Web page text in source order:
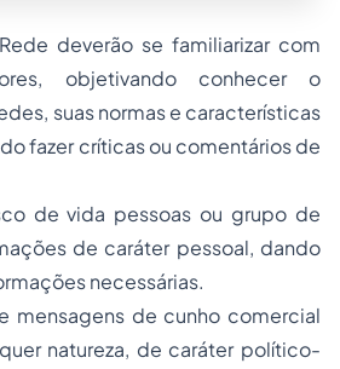
deverão se familiarizar com
objetivando conhecer o
suas normas e características
fazer críticas ou comentários de
de vida pessoas ou grupo de
de caráter pessoal, dando
necessárias.
mensagens de cunho comercial
natureza, de caráter político-